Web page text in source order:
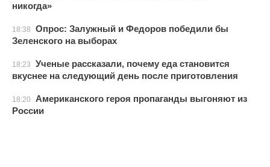
никогда»
18:38
Опрос: Залужный и Федоров победили бы
Зеленского на выборах
18:23
Ученые рассказали, почему еда становится
вкуснее на следующий день после приготовления
18:20
Американского героя пропаганды выгоняют из
России